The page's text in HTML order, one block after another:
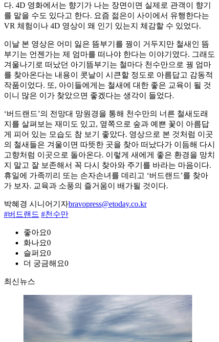
다. 4D 영화에서는 향기가 나는 장면이면 실제로 관객이 향기
를 맡을 수도 있다고 한다. 요즘 젊은이 사이에서 유행한다는
VR 체험이나 4D 영상이 왜 인기 있는지 체감할 수 있었다.
이날 본 영상은 어미 잃은 뜸부기를 꿩이 거두지만 철새인 뜸
부기는 언젠가는 제 엄마를 떠나야 한다는 이야기였다. 그래도
겨울나기로 떠났던 아기뜸부기는 철마다 천수만으로 꿩 엄마
를 찾아온다는 내용이 콧날이 시큰할 정도로 아름답고 감동적
작품이었다. 또, 아이들에게는 철새에 대한 좋은 교육이 될 것
이니 많은 이가 찾았으면 좋겠다는 생각이 들었다.
‘버드랜드’의 전망대 망원경을 통해 천수만의 너른 철새도래
지를 살펴보는 재미도 있고, 옆쪽으로 숲과 예쁜 꽃이 아름답
게 피어 있는 모습도 참 보기 좋았다. 영상으로 본 것처럼 이곳
의 철새들은 겨울이면 따뜻한 곳을 찾아 떠났다가 이듬해 다시
고향처럼 이곳으로 돌아온다. 이렇게 새에게 좋은 환경을 망치
지 말고 잘 보존해서 꼭 다시 찾아와 주기를 바라는 마음이다.
휴일에 가족끼리 또는 손자손녀를 데리고 ‘버드랜드’를 찾아
가 보자. 교육과 소풍의 즐거움이 배가될 것이다.
박혜경 시니어기자bravopress@etoday.co.kr
#버드랜드 #천수만
좋아요0
화나요0
슬퍼요0
더 궁금해요0
최신뉴스